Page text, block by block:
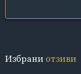
Избрани отзиви